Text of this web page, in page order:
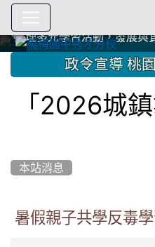
中國信託商業銀行
中國信託商業銀行
辦理多元學習活動，發展與
辦理多元學習活動，發展與
爭取社會資源，傳愛與溫暖
園女子美容商業童也工會義
爭取社會資源，傳愛與溫暖
園女子美容商業童也工會義
112學年度畢業學生與師長
112學年度畢業學生與師長
辦理多元學習活動，發展與
辦理多元學習活動，發展與
爭取社會資源，傳愛與溫暖
師生歲末感恩活動
爭取社會資源，傳愛與溫暖
師生歲末感恩活動
爭取社會資源，傳愛與溫暖
校學生耶誕禮物
爭取社會資源，傳愛與溫暖
校學生耶誕禮物
112.9.27參觀客家博覽會
112.9.27參觀客家博覽會
2023.12.27 國際獅子會贈送
2023.12.27 國際獅子會贈送
2023.12.27 國際獅子會贊助
2023.12.27 國際獅子會贊助
2023.12.27 聖誕感恩歌謠競
兄、師姐同樂
2023.12.27 聖誕感恩歌謠競
兄、師姐同樂
建置優質學習空間；合作互
建置優質學習空間；合作互
::: 政令宣導 桃
城鎮韌
本站消息
暑假親子共學反毒